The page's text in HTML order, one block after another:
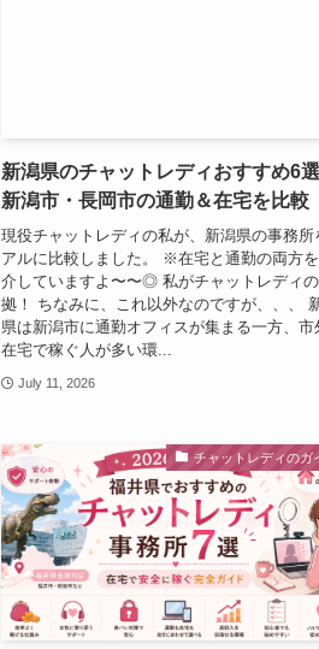
新潟県のチャットレディおすすめ6選
新潟市・長岡市の通勤＆在宅を比較
現役チャットレディの私が、新潟県の事務所
アルに比較しました。 ※在宅と通勤の両方
介していますよ〜〜◎ 私がチャットレディ
拠！ ちなみに、これ以外なのですが、、、
県は新潟市に通勤オフィスが集まる一方、市
在宅で稼ぐ人が多い環...
July 11, 2026
チャットレディのガ